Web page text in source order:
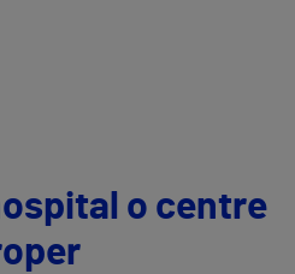
o centre